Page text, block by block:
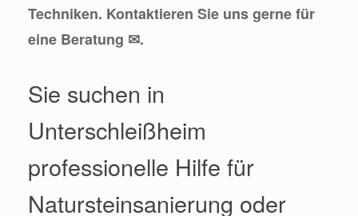
Techniken. Kontaktieren Sie uns gerne für
eine Beratung ✉.
Sie suchen in
Unterschleißheim
professionelle Hilfe für
Natursteinsanierung oder